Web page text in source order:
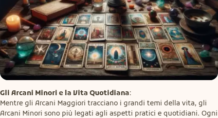
Gli Arcani Minori e la Vita Quotidiana:
Mentre gli Arcani Maggiori tracciano i grandi temi della vita, gli
Arcani Minori sono più legati agli aspetti pratici e quotidiani. Ogni